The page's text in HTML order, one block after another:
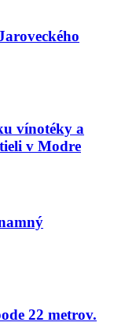
vínotéky a
v Modre
22 metrov.